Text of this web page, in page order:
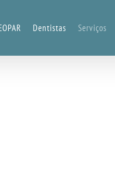
Dentistas Serviços